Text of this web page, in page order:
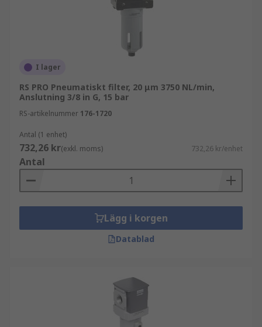
I lager
RS PRO Pneumatiskt filter, 20 μm 3750 NL/min,
Anslutning 3/8 in G, 15 bar
RS-artikelnummer 176-1720
Antal (1 enhet)
732,26 kr(exkl. moms) 732,26 kr/enhet
Antal
Lägg i korgen
Datablad